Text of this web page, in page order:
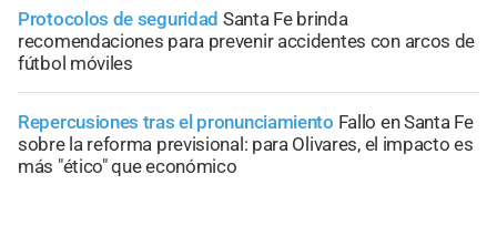
Protocolos de seguridad Santa Fe brinda
recomendaciones para prevenir accidentes con arcos de
fútbol móviles
Repercusiones tras el pronunciamiento Fallo en Santa Fe
sobre la reforma previsional: para Olivares, el impacto es
más "ético" que económico